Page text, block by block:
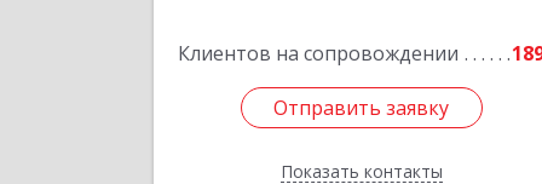
Клиентов на сопровождении
Отправить заявку
Показать контакты
Отправить заявку
Назад